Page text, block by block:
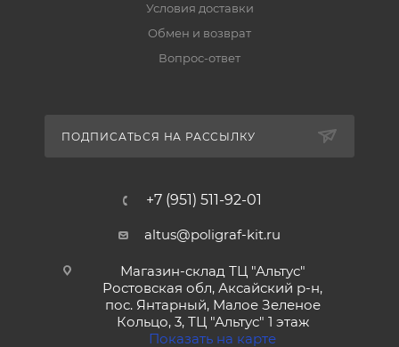
Условия доставки
Обмен и возврат
Вопрос-ответ
ПОДПИСАТЬСЯ НА РАССЫЛКУ
+7 (951) 511-92-01
altus@poligraf-kit.ru
Магазин-склад ТЦ "Альтус"
Ростовская обл, Аксайский р-н,
пос. Янтарный, Малое Зеленое
Кольцо, 3, ТЦ "Альтус" 1 этаж
Показать на карте